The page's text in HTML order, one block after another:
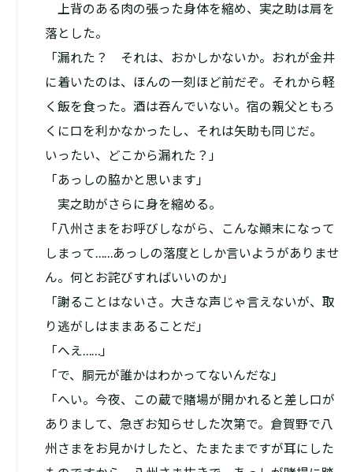
上背のある肉の張った身体を縮め、実之助は肩を
落とした。
「漏れた？ それは、おかしかないか。おれが金井
に着いたのは、ほんの一刻ほど前だぞ。それから軽
く飯を食った。酒は吞んでいない。宿の親父ともろ
くに口を利かなかったし、それは矢助も同じだ。
いったい、どこから漏れた？」
「あっしの脇かと思います」
実之助がさらに身を縮める。
「八州さまをお呼びしながら、こんな顚末になって
しまって……あっしの落度としか言いようがありませ
ん。何とお詫びすればいいのか」
「謝ることはないさ。大きな声じゃ言えないが、取
り逃がしはままあることだ」
「へえ……」
「で、胴元が誰かはわかってないんだな」
「へい。今夜、この蔵で賭場が開かれると差し口が
ありまして、急ぎお知らせした次第で。倉賀野で八
州さまをお見かけしたと、たまたまですが耳にした